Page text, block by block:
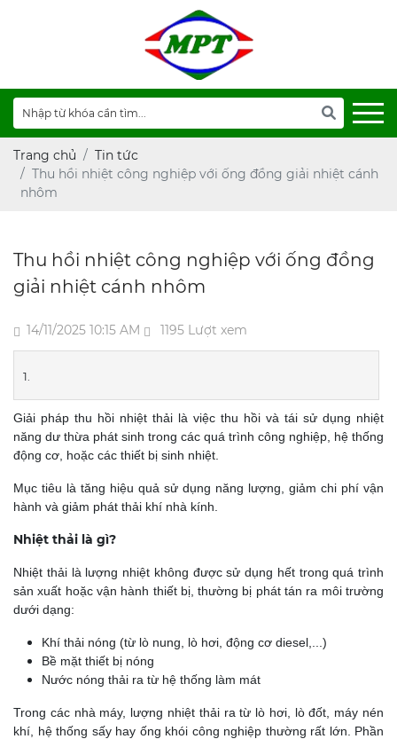
Trang chủ
Tin tức
Thu hồi nhiệt công nghiệp với ống đồng giải nhiệt cánh
nhôm
Thu hồi nhiệt công nghiệp với ống đồng
giải nhiệt cánh nhôm
14/11/2025 10:15 AM 1195 Lượt xem
Giải pháp thu hồi nhiệt thải là việc thu hồi và tái sử dụng nhiệt
năng dư thừa phát sinh trong các quá trình công nghiệp, hệ thống
động cơ, hoặc các thiết bị sinh nhiệt.
Mục tiêu là tăng hiệu quả sử dụng năng lượng, giảm chi phí vận
hành và giảm phát thải khí nhà kính.
Nhiệt thải là gì?
Nhiệt thải là lượng nhiệt không được sử dụng hết trong quá trình
sản xuất hoặc vận hành thiết bị, thường bị phát tán ra môi trường
dưới dạng:
Khí thải nóng (từ lò nung, lò hơi, động cơ diesel,...)
Bề mặt thiết bị nóng
Nước nóng thải ra từ hệ thống làm mát
Trong các nhà máy, lượng nhiệt thải ra từ lò hơi, lò đốt, máy nén
khí, hệ thống sấy hay ống khói công nghiệp thường rất lớn. Phần